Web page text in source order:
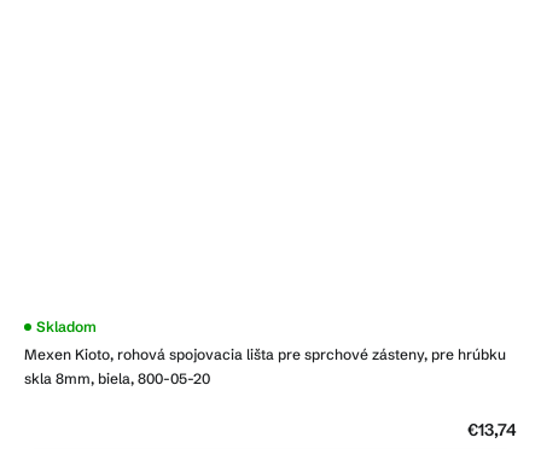
Mexen Kioto, rohová spojovacia lišta pre sprchové zásteny, pre hrúbku
skla 8mm, biela, 800-05-20
Skladom
€13,74